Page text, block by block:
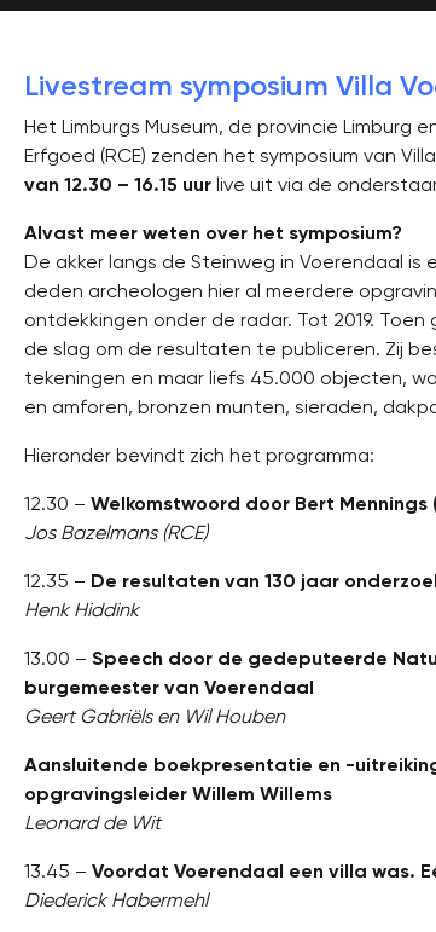
Livestream symposium Villa
Het Limburgs Museum, de provincie Limburg
Erfgoed (RCE) zenden het symposium van
van 12.30 – 16.15 uur live uit via de
Alvast meer weten over het symposium?
De akker langs de Steinweg in Voerendaal is
deden archeologen hier al meerdere
ontdekkingen onder de radar. Tot 2019.
de slag om de resultaten te publiceren. Zij
tekeningen en maar liefs 45.000 objecten,
en amforen, bronzen munten, sieraden,
Hieronder bevindt zich het programma:
12.30 –Welkomstwoord door Bert
Jos Bazelmans (RCE)
12.35 – De resultaten van 130 jaar
Henk Hiddink
13.00 –Speech door de gedeputeerde
burgemeester van Voerendaal
Geert Gabriëls en Wil Houben
Aansluitende boekpresentatie en -
opgravingsleider Willem Willems
Leonard de Wit
13.45 –Voordat Voerendaal een villa was.
Diederick Habermehl